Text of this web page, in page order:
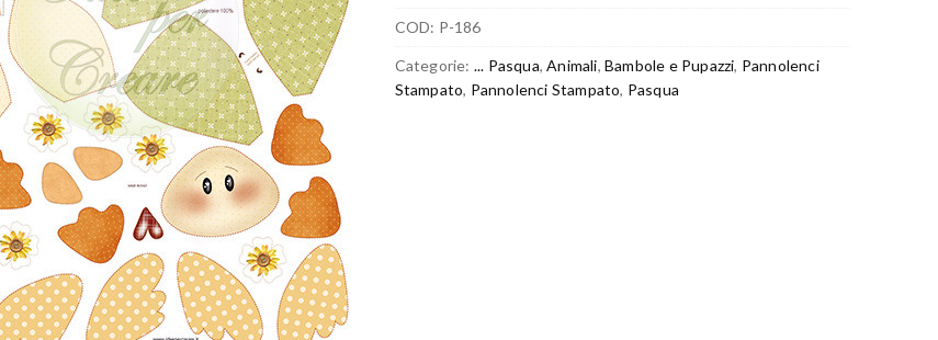
COD: P-186
Categorie: ... Pasqua,Animali, Bambole e Pupazzi, Pannolenci
Stampato, Pannolenci Stampato, Pasqua